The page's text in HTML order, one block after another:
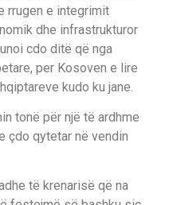
rrugen e integrimit
dhe infrastrukturor
cdo ditë që nga
per Kosoven e lire
kudo ku jane.
tonë për një të ardhme
çdo qytetar në vendin
të krenarisë që na